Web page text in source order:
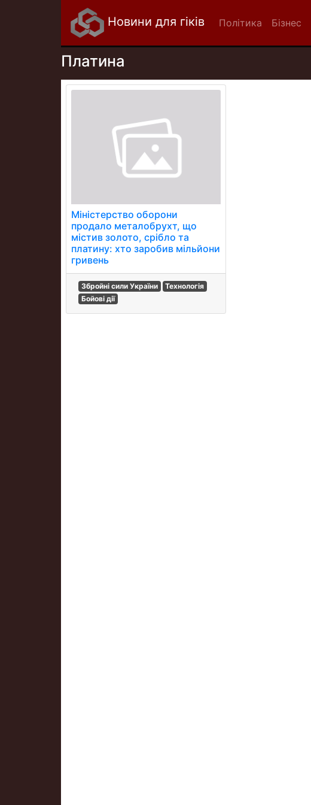
Новини для гіків Політика Бізнес
Платина
Міністерство оборони
продало металобрухт, що
містив золото, срібло та
платину: хто заробив мільйони
гривень
Збройні сили України
Технологія
Бойові дії